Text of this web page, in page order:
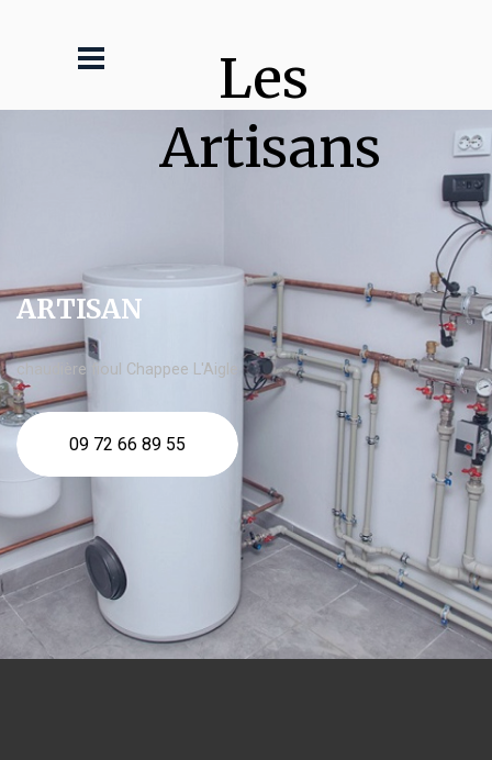
Les
Artisans
ARTISAN
chaudière fioul Chappee L'Aigle
09 72 66 89 55